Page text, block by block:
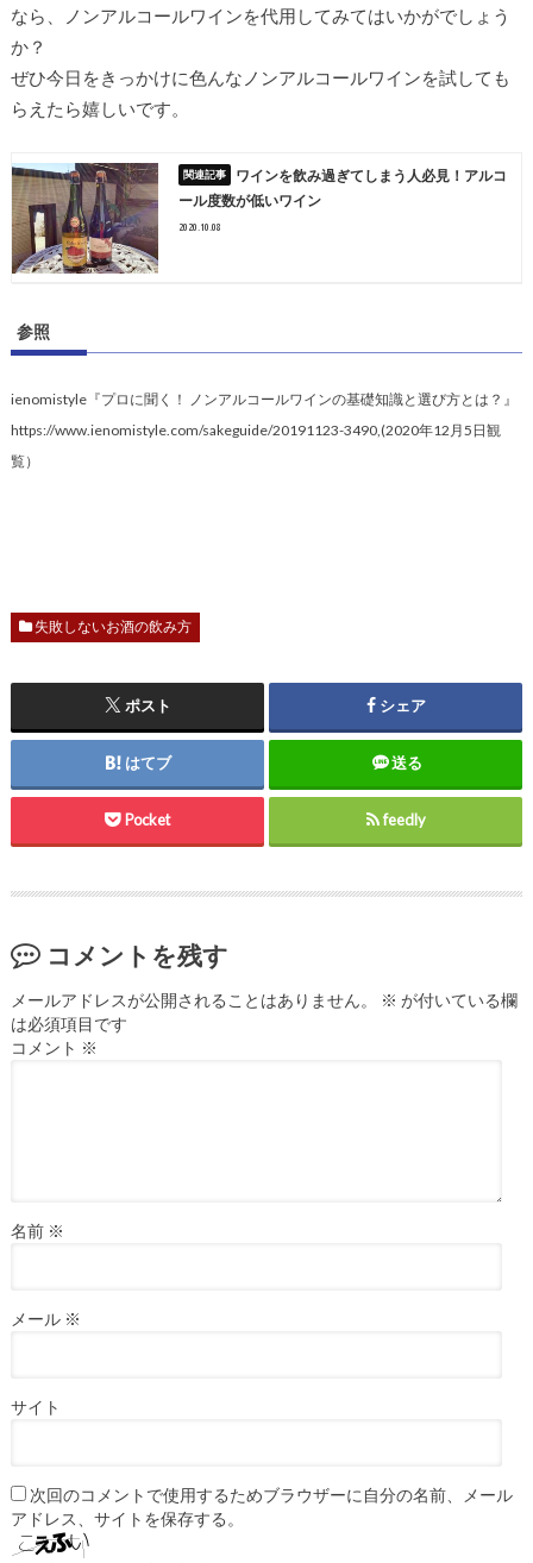
なら、ノンアルコールワインを代用してみてはいかがでしょう
か？
ぜひ今日をきっかけに色んなノンアルコールワインを試しても
らえたら嬉しいです。
ワインを飲み過ぎてしまう人必見！アルコ
ール度数が低いワイン
2020.10.08
参照
ienomistyle『プロに聞く！ ノンアルコールワインの基礎知識と選び方とは？』
https://www.ienomistyle.com/sakeguide/20191123-3490,(2020年12月5日観
覧）
失敗しないお酒の飲み方
ポスト シェア
はてブ 送る
Pocket feedly
コメントを残す
メールアドレスが公開されることはありません。 ※ が付いている欄
は必須項目です
コメント ※
名前 ※
メール ※
サイト
次回のコメントで使用するためブラウザーに自分の名前、メール
アドレス、サイトを保存する。